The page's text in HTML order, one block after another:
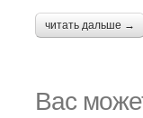
читать дальше →
Вас